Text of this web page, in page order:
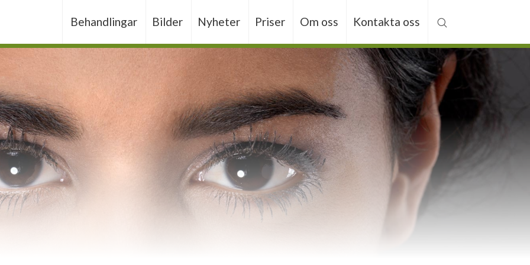
Behandlingar Bilder Nyheter Priser Om oss Kontakta oss